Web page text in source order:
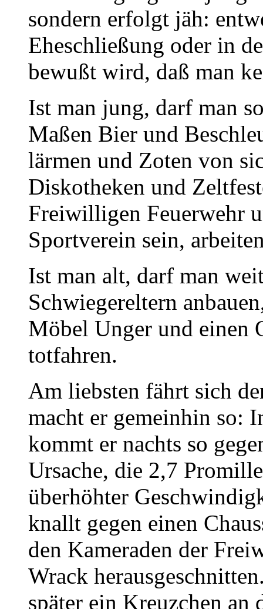
sondern erfolgt jäh:
Eheschließung oder in
bewußt wird, daß man
Ist man jung, darf man
Maßen Bier und
lärmen und Zoten von
Diskotheken und
Freiwilligen Feuerwehr
Sportverein sein,
Ist man alt, darf man
Schwiegereltern
Möbel Unger und einen
totfahren.
Am liebsten fährt sich
macht er gemeinhin so:
kommt er nachts so
Ursache, die 2,7
überhöhter
knallt gegen einen
den Kameraden der
Wrack
später ein Kreuzchen an